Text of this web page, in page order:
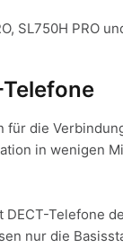
SL750H PRO
die
in wenigen
DECT-Telefone
nur die